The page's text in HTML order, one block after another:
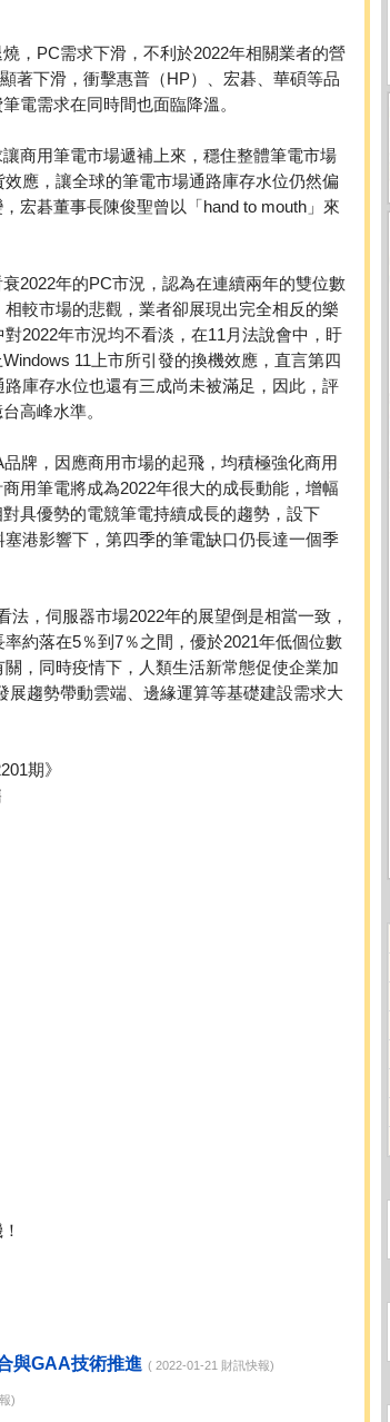
，PC需求下滑，不利於2022年相關業者的營
著下滑，衝擊惠普（HP）、宏碁、華碩等品
電需求在同時間也面臨降溫。
商用筆電市場遞補上來，穩住整體筆電市場
應，讓全球的筆電市場通路庫存水位仍然偏
宏碁董事長陳俊聖曾以「hand to mouth」來
2022年的PC市況，認為在連續兩年的雙位數
較市場的悲觀，業者卻展現出完全相反的樂
2022年市況均不看淡，在11月法說會中，盱
11上市所引發的換機效應，直言第四
庫存水位也還有三成尚未被滿足，因此，評
高峰水準。
牌，因應商用市場的起飛，均積極強化商用
用筆電將成為2022年很大的成長動能，增幅
具優勢的電競筆電持續成長的趨勢，設下
港影響下，第四季的筆電缺口仍長達一個季
，伺服器市場2022年的展望倒是相當一致，
約落在5％到7％之間，優於2021年低個位數
，同時疫情下，人類生活新常態促使企業加
趨勢帶動雲端、邊緣運算等基礎建設需求大
期》
與GAA技術推進 ( 2022-01-21 財訊快報)
)